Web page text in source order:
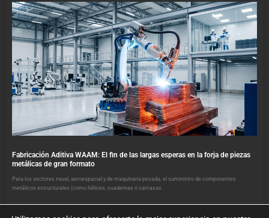
Fabricación Aditiva WAAM: El fin de las largas esperas en la forja de piezas
metálicas de gran formato
Para los sectores naval, aeroespacial y de maquinaria pesada, el suministro de componentes
metálicos estructurales (como hélices, cuadernas o carcasas